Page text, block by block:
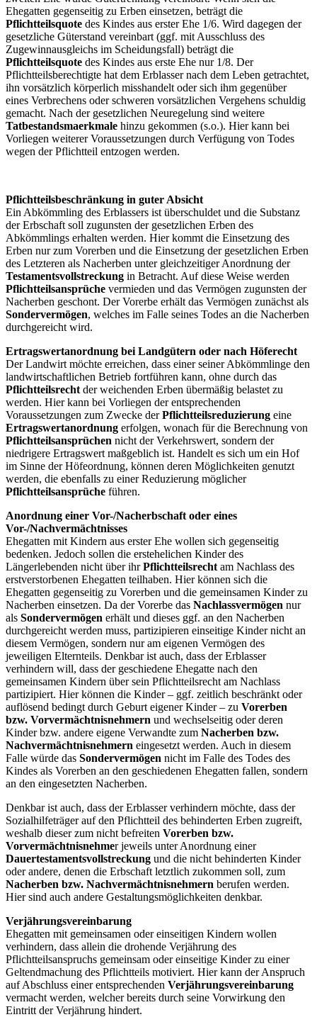
Ehegatten gegenseitig zu Erben einsetzen, beträgt die
Pflichtteilsquote des Kindes aus erster Ehe 1/6. Wird dagegen der
gesetzliche Güterstand vereinbart (ggf. mit Ausschluss des
Zugewinnausgleichs im Scheidungsfall) beträgt die
Pflichtteilsquote des Kindes aus erste Ehe nur 1/8. Der
Pflichtteilsberechtigte hat dem Erblasser nach dem Leben getrachtet,
ihn vorsätzlich körperlich misshandelt oder sich ihm gegenüber
eines Verbrechens oder schweren vorsätzlichen Vergehens schuldig
gemacht. Nach der gesetzlichen Neuregelung sind weitere
Tatbestandsmaerkmale hinzu gekommen (s.o.). Hier kann bei
Vorliegen weiterer Voraussetzungen durch Verfügung von Todes
wegen der Pflichtteil entzogen werden.
Pflichtteilsbeschränkung in guter Absicht
Ein Abkömmling des Erblassers ist überschuldet und die Substanz
der Erbschaft soll zugunsten der gesetzlichen Erben des
Abkömmlings erhalten werden. Hier kommt die Einsetzung des
Erben nur zum Vorerben und die Einsetzung der gesetzlichen Erben
des Letzteren als Nacherben unter gleichzeitiger Anordnung der
Testamentsvollstreckung in Betracht. Auf diese Weise werden
Pflichtteilsansprüche vermieden und das Vermögen zugunsten der
Nacherben geschont. Der Vorerbe erhält das Vermögen zunächst als
Sondervermögen, welches im Falle seines Todes an die Nacherben
durchgereicht wird.
Ertragswertanordnung bei Landgütern oder nach Höferecht
Der Landwirt möchte erreichen, dass einer seiner Abkömmlinge den
landwirtschaftlichen Betrieb fortführen kann, ohne durch das
Pflichtteilsrecht der weichenden Erben übermäßig belastet zu
werden. Hier kann bei Vorliegen der entsprechenden
Voraussetzungen zum Zwecke derPflichtteilsreduzierung eine
Ertragswertanordnung erfolgen, wonach für die Berechnung von
Pflichtteilsansprüchen nicht der Verkehrswert, sondern der
niedrigere Ertragswert maßgeblich ist. Handelt es sich um ein Hof
im Sinne der Höfeordnung, können deren Möglichkeiten genutzt
werden, die ebenfalls zu einer Reduzierung möglicher
Pflichtteilsansprüche führen.
Anordnung einer Vor-/Nacherbschaft oder eines
Vor-/Nachvermächtnisses
Ehegatten mit Kindern aus erster Ehe wollen sich gegenseitig
bedenken. Jedoch sollen die erstehelichen Kinder des
Längerlebenden nicht über ihrPflichtteilsrecht am Nachlass des
erstverstorbenen Ehegatten teilhaben. Hier können sich die
Ehegatten gegenseitig zu Vorerben und die gemeinsamen Kinder zu
Nacherben einsetzen. Da der Vorerbe das Nachlassvermögen nur
als Sondervermögen erhält und dieses ggf. an den Nacherben
durchgereicht werden muss, partizipieren einseitige Kinder nicht an
diesem Vermögen, sondern nur am eigenen Vermögen des
jeweiligen Elternteils. Denkbar ist auch, dass der Erblasser
verhindern will, dass der geschiedene Ehegatte nach den
gemeinsamen Kindern über sein Pflichtteilsrecht am Nachlass
partizipiert. Hier können die Kinder – ggf. zeitlich beschränkt oder
auflösend bedingt durch Geburt eigener Kinder – zu Vorerben
bzw. Vorvermächtnisnehmern und wechselseitig oder deren
Kinder bzw. andere eigene Verwandte zum Nacherben bzw.
Nachvermächtnisnehmern eingesetzt werden. Auch in diesem
Falle würde das Sondervermögen nicht im Falle des Todes des
Kindes als Vorerben an den geschiedenen Ehegatten fallen, sondern
an den eingesetzten Nacherben.
Denkbar ist auch, dass der Erblasser verhindern möchte, dass der
Sozialhilfeträger auf den Pflichtteil des behinderten Erben zugreift,
weshalb dieser zum nicht befreiten Vorerben bzw.
Vorvermächtnisnehmer jeweils unter Anordnung einer
Dauertestamentsvollstreckung und die nicht behinderten Kinder
oder andere, denen die Erbschaft letztlich zukommen soll, zum
Nacherben bzw. Nachvermächtnisnehmern berufen werden.
Hier sind auch andere Gestaltungsmöglichkeiten denkbar.
Verjährungsvereinbarung
Ehegatten mit gemeinsamen oder einseitigen Kindern wollen
verhindern, dass allein die drohende Verjährung des
Pflichtteilsanspruchs gemeinsam oder einseitige Kinder zu einer
Geltendmachung des Pflichtteils motiviert. Hier kann der Anspruch
auf Abschluss einer entsprechenden Verjährungsvereinbarung
vermacht werden, welcher bereits durch seine Vorwirkung den
Eintritt der Verjährung hindert.